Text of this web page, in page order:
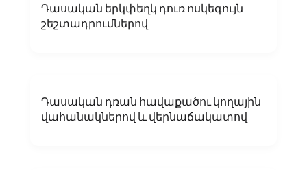
Դասական երկփեղկ դուռ ոսկեգույն
շեշտադրումներով
Դասական դռան հավաքածու կողային
վահանակներով և վերնաճակատով